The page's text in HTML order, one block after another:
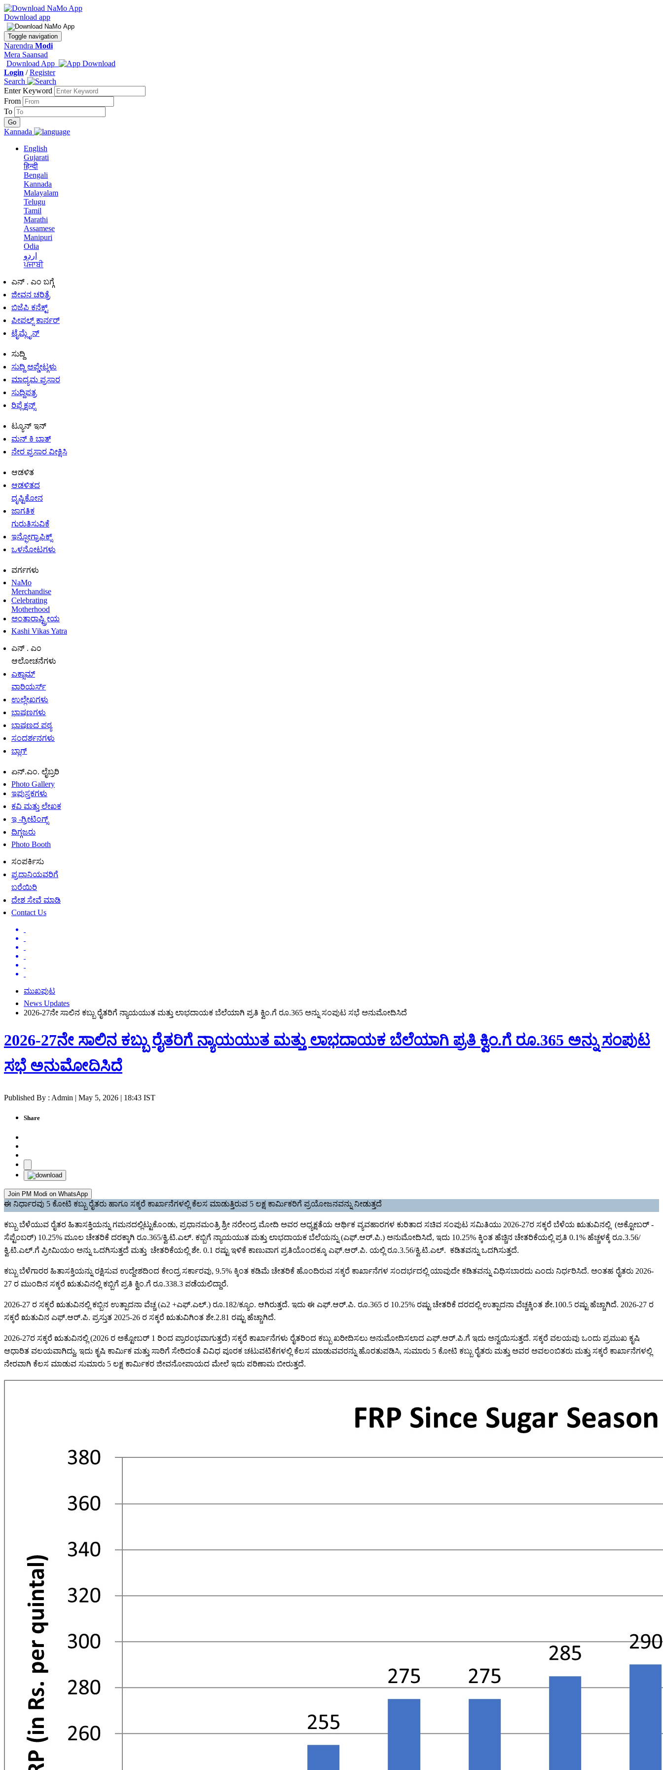
Download app
Toggle navigation
Narendra Modi
Mera Saansad
Download App
Login /Register
Search
Enter Keyword
From
To
Kannada
English
Gujarati
हिन्दी
Bengali
Kannada
Malayalam
Telugu
Tamil
Marathi
Assamese
Manipuri
Odia
اردو
ਪੰਜਾਬੀ
ಎನ್ . ಎಂ ಬಗ್ಗೆ
ಜೀವನ ಚರಿತ್ರೆ
ಬಿಜೆಪಿ ಕನೆಕ್ಟ್
ಪೀಪಲ್ಸ್ ಕಾರ್ನರ್
ಟೈಮ್ಲೈನ್
ಸುದ್ದಿ
ಸುದ್ದಿ ಅಪ್ಡೇಟ್ಗಳು
ಮಾಧ್ಯಮ ಪ್ರಸಾರ
ಸುದ್ದಿಪತ್ರ
ರಿಫ್ಲೆಕ್ಷನ್ಸ್
ಟ್ಯೂನ್ ಇನ್
ಮನ್ ಕಿ ಬಾತ್
ನೇರ ಪ್ರಸಾರ ವೀಕ್ಷಿಸಿ
ಆಡಳಿತ
ಆಡಳಿತದ
ದೃಷ್ಟಿಕೋನ
ಜಾಗತಿಕ
ಗುರುತಿಸುವಿಕೆ
ಇನ್ಫೋಗ್ರಾಫಿಕ್ಸ್
ಒಳನೋಟಗಳು
ವರ್ಗಗಳು
NaMo
Merchandise
Celebrating
Motherhood
ಅಂತಾರಾಷ್ಟ್ರೀಯ
Kashi Vikas Yatra
ಎನ್ . ಎಂ
ಆಲೋಚನೆಗಳು
ಎಕ್ಸಾಮ್
ವಾರಿಯರ್ಸ್
ಉಲ್ಲೇಖಗಳು
ಭಾಷಣಗಳು
ಭಾಷಣದ ಪಠ್ಯ
ಸಂದರ್ಶನಗಳು
ಬ್ಲಾಗ್
ಏನ್.ಎಂ. ಲೈಬ್ರರಿ
Photo Gallery
ಇಪುಸ್ತಕಗಳು
ಕವಿ ಮತ್ತು ಲೇಖಕ
ಇ -ಗ್ರೀಟಿಂಗ್ಸ್
ದಿಗ್ಗಜರು
Photo Booth
ಸಂಪರ್ಕಿಸು
ಪ್ರಧಾನಿಯವರಿಗೆ
ಬರೆಯಿರಿ
ದೇಶ ಸೇವೆ ಮಾಡಿ
Contact Us
ಮುಖಪುಟ
News Updates
2026-27ನೇ ಸಾಲಿನ ಕಬ್ಬು ರೈತರಿಗೆ ನ್ಯಾಯಯುತ ಮತ್ತು ಲಾಭದಾಯಕ ಬೆಲೆಯಾಗಿ ಪ್ರತಿ ಕ್ವಿಂ.ಗೆ ರೂ.365 ಅನ್ನು ಸಂಪುಟ ಸಭೆ ಅನುಮೋದಿಸಿದೆ
2026-27ನೇ ಸಾಲಿನ ಕಬ್ಬು ರೈತರಿಗೆ ನ್ಯಾಯಯುತ ಮತ್ತು ಲಾಭದಾಯಕ ಬೆಲೆಯಾಗಿ ಪ್ರತಿ ಕ್ವಿಂ.ಗೆ ರೂ.365 ಅನ್ನು ಸಂಪುಟ
ಸಭೆ ಅನುಮೋದಿಸಿದೆ
Published By : Admin | May 5, 2026 | 18:43 IST
Share
Join PM Modi on WhatsApp
ಈ ನಿರ್ಧಾರವು 5 ಕೋಟಿ ಕಬ್ಬು ರೈತರು ಹಾಗೂ ಸಕ್ಕರೆ ಕಾರ್ಖಾನೆಗಳಲ್ಲಿ ಕೆಲಸ ಮಾಡುತ್ತಿರುವ 5 ಲಕ್ಷ ಕಾರ್ಮಿಕರಿಗೆ ಪ್ರಯೋಜನವನ್ನು ನೀಡುತ್ತದೆ
ಕಬ್ಬು ಬೆಳೆಯುವ ರೈತರ ಹಿತಾಸಕ್ತಿಯನ್ನು ಗಮನದಲ್ಲಿಟ್ಟುಕೊಂಡು, ಪ್ರಧಾನಮಂತ್ರಿ ಶ್ರೀ ನರೇಂದ್ರ ಮೋದಿ ಅವರ ಅಧ್ಯಕ್ಷತೆಯ ಆರ್ಥಿಕ ವ್ಯವಹಾರಗಳ ಕುರಿತಾದ ಸಚಿವ ಸಂಪುಟ ಸಮಿತಿಯು 2026-27ರ ಸಕ್ಕರೆ ಬೆಳೆಯ ಋತುವಿನಲ್ಲಿ (ಅಕ್ಟೋಬರ್ -
ಸೆಪ್ಟೆಂಬರ್) 10.25% ಮೂಲ ಚೇತರಿಕೆ ದರಕ್ಕಾಗಿ ರೂ.365/ಕ್ವಿ.ಟಿ.ಎಲ್. ಕಬ್ಬಿಗೆ ನ್ಯಾಯಯುತ ಮತ್ತು ಲಾಭದಾಯಕ ಬೆಲೆಯನ್ನು (ಎಫ್.ಆರ್.ಪಿ.) ಅನುಮೋದಿಸಿದೆ, ಇದು 10.25% ಕ್ಕಿಂತ ಹೆಚ್ಚಿನ ಚೇತರಿಕೆಯಲ್ಲಿ ಪ್ರತಿ 0.1% ಹೆಚ್ಚಳಕ್ಕೆ ರೂ.3.56/
ಕ್ವಿ.ಟಿ.ಎಲ್‌.ಗೆ ಪ್ರೀಮಿಯಂ ಅನ್ನು ಒದಗಿಸುತ್ತದೆ ಮತ್ತು ಚೇತರಿಕೆಯಲ್ಲಿ ಶೇ. 0.1 ರಷ್ಟು ಇಳಿಕೆ ಕಾಣುವಾಗ ಪ್ರತಿಯೊಂದಕ್ಕೂ ಎಫ್.ಆರ್.ಪಿ. ಯಲ್ಲಿ ರೂ.3.56/ಕ್ವಿ.ಟಿ.ಎಲ್. ಕಡಿತವನ್ನು ಒದಗಿಸುತ್ತದೆ.
ಕಬ್ಬು ಬೆಳೆಗಾರರ ​​ಹಿತಾಸಕ್ತಿಯನ್ನು ರಕ್ಷಿಸುವ ಉದ್ದೇಶದಿಂದ ಕೇಂದ್ರ ಸರ್ಕಾರವು, 9.5% ಕ್ಕಿಂತ ಕಡಿಮೆ ಚೇತರಿಕೆ ಹೊಂದಿರುವ ಸಕ್ಕರೆ ಕಾರ್ಖಾನೆಗಳ ಸಂದರ್ಭದಲ್ಲಿ ಯಾವುದೇ ಕಡಿತವನ್ನು ವಿಧಿಸಬಾರದು ಎಂದು ನಿರ್ಧರಿಸಿದೆ. ಅಂತಹ ರೈತರು 2026-
27 ರ ಮುಂದಿನ ಸಕ್ಕರೆ ಋತುವಿನಲ್ಲಿ ಕಬ್ಬಿಗೆ ಪ್ರತಿ ಕ್ವಿಂ.ಗೆ ರೂ.338.3 ಪಡೆಯಲಿದ್ದಾರೆ.
2026-27 ರ ಸಕ್ಕರೆ ಋತುವಿನಲ್ಲಿ ಕಬ್ಬಿನ ಉತ್ಪಾದನಾ ವೆಚ್ಚ (ಎ2 +ಎಫ್.ಎಲ್.) ರೂ.182/ಕ್ಯೂಂ. ಆಗಿರುತ್ತದೆ. ಇದು ಈ ಎಫ್.ಆರ್.ಪಿ. ರೂ.365 ರ 10.25% ರಷ್ಟು ಚೇತರಿಕೆ ದರದಲ್ಲಿ ಉತ್ಪಾದನಾ ವೆಚ್ಚಕ್ಕಿಂತ ಶೇ.100.5 ರಷ್ಟು ಹೆಚ್ಚಾಗಿದೆ. 2026-27 ರ
ಸಕ್ಕರೆ ಋತುವಿನ ಎಫ್.ಆರ್.ಪಿ. ಪ್ರಸ್ತುತ 2025-26 ರ ಸಕ್ಕರೆ ಋತುವಿಗಿಂತ ಶೇ.2.81 ರಷ್ಟು ಹೆಚ್ಚಾಗಿದೆ.
2026-27ರ ಸಕ್ಕರೆ ಋತುವಿನಲ್ಲಿ (2026 ರ ಅಕ್ಟೋಬರ್ 1 ರಿಂದ ಪ್ರಾರಂಭವಾಗುತ್ತದೆ) ಸಕ್ಕರೆ ಕಾರ್ಖಾನೆಗಳು ರೈತರಿಂದ ಕಬ್ಬು ಖರೀದಿಸಲು ಅನುಮೋದಿಸಲಾದ ಎಫ್.ಆರ್.ಪಿ.ಗೆ ಇದು ಅನ್ವಯಿಸುತ್ತದೆ. ಸಕ್ಕರೆ ವಲಯವು ಒಂದು ಪ್ರಮುಖ ಕೃಷಿ
ಆಧಾರಿತ ವಲಯವಾಗಿದ್ದು, ಇದು ಕೃಷಿ ಕಾರ್ಮಿಕ ಮತ್ತು ಸಾರಿಗೆ ಸೇರಿದಂತೆ ವಿವಿಧ ಪೂರಕ ಚಟುವಟಿಕೆಗಳಲ್ಲಿ ಕೆಲಸ ಮಾಡುವವರನ್ನು ಹೊರತುಪಡಿಸಿ, ಸುಮಾರು 5 ಕೋಟಿ ಕಬ್ಬು ರೈತರು ಮತ್ತು ಅವರ ಅವಲಂಬಿತರು ಮತ್ತು ಸಕ್ಕರೆ ಕಾರ್ಖಾನೆಗಳಲ್ಲಿ
ನೇರವಾಗಿ ಕೆಲಸ ಮಾಡುವ ಸುಮಾರು 5 ಲಕ್ಷ ಕಾರ್ಮಿಕರ ಜೀವನೋಪಾಯದ ಮೇಲೆ ಇದು ಪರಿಣಾಮ ಬೀರುತ್ತದೆ.